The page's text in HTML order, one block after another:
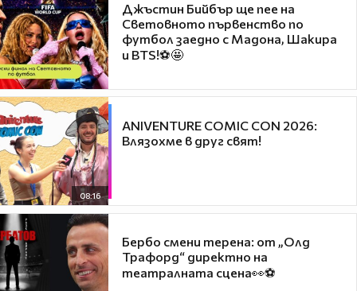
Джъстин Бийбър ще пее на
Световното първенство по
футбол заедно с Мадона, Шакира
и BTS!⚽🤩
08:16
ANIVENTURE COMIC CON 2026:
Влязохме в друг свят!
Бербо смени терена: от „Олд
Трафорд“ директно на
театралната сцена👀⚽